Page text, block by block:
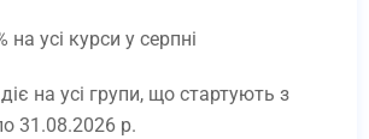
естетист. Експерт-
Online/offline
усі курси у серпні
на усі групи, що стартують з
31.08.2026 р.